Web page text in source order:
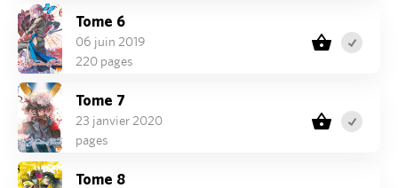
Tome 6
06 juin 2019
220 pages
Tome 7
23 janvier 2020
pages
Tome 8